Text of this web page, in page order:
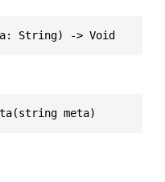
String) -> Void
meta)